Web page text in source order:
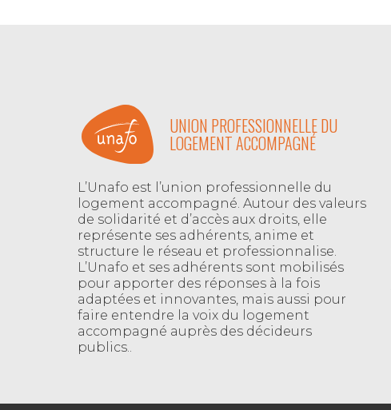
UNION PROFESSIONNELLE DU
LOGEMENT ACCOMPAGNÉ
L’Unafo est l’union professionnelle du
logement accompagné. Autour des valeurs
de solidarité et d’accès aux droits, elle
représente ses adhérents, anime et
structure le réseau et professionnalise.
L’Unafo et ses adhérents sont mobilisés
pour apporter des réponses à la fois
adaptées et innovantes, mais aussi pour
faire entendre la voix du logement
accompagné auprès des décideurs
publics..